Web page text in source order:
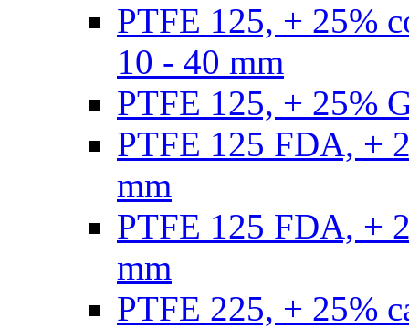
PTFE 125, + 25%
10 - 40 mm
PTFE 125, + 25%
PTFE 125 FDA, +
mm
PTFE 125 FDA, +
mm
PTFE 225, + 25%